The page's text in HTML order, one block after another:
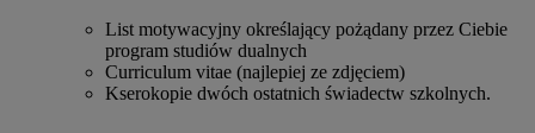
List motywacyjny określający pożądany przez Ciebie
program studiów dualnych
Curriculum vitae (najlepiej ze zdjęciem)
Kserokopie dwóch ostatnich świadectw szkolnych.